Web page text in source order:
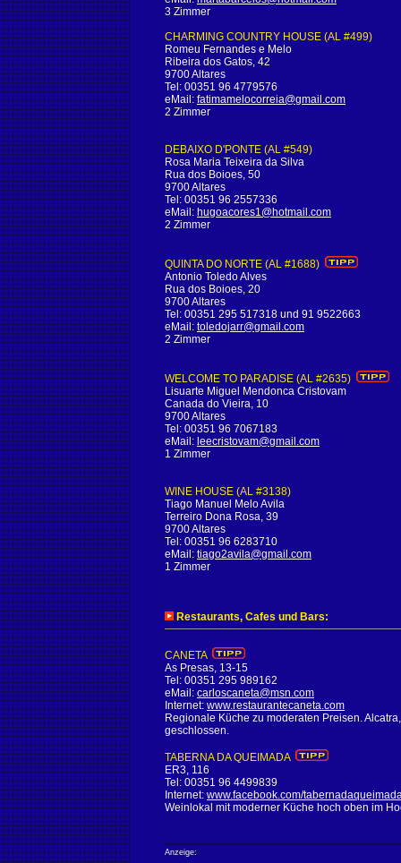
3 Zimmer
CHARMING COUNTRY HOUSE (AL #499)
Romeu Fernandes e Melo
Ribeira dos Gatos, 42
9700 Altares
Tel: 00351 96 4779576
eMail: fatimamelocorreia@gmail.com
2 Zimmer
DEBAIXO D'PONTE (AL #549)
Rosa Maria Teixeira da Silva
Rua dos Boioes, 50
9700 Altares
Tel: 00351 96 2557336
eMail: hugoacores1@hotmail.com
2 Zimmer
QUINTA DO NORTE (AL #1688)
Antonio Toledo Alves
Rua dos Boioes, 20
9700 Altares
Tel: 00351 295 517318 und 91 9522663
eMail: toledojarr@gmail.com
2 Zimmer
WELCOME TO PARADISE (AL #2635)
Lisuarte Miguel Mendonca Cristovam
Canada do Vieira, 10
9700 Altares
Tel: 00351 96 7067183
eMail: leecristovam@gmail.com
1 Zimmer
WINE HOUSE (AL #3138)
Tiago Manuel Melo Avila
Terreiro Dona Rosa, 39
9700 Altares
Tel: 00351 96 6283710
eMail: tiago2avila@gmail.com
1 Zimmer
Restaurants, Cafes und Bars:
CANETA
As Presas, 13-15
Tel: 00351 295 989162
eMail: carloscaneta@msn.com
Internet: www.restaurantecaneta.com
Regionale Küche zu moderaten Preisen.
geschlossen.
TABERNA DA QUEIMADA
ER3, 116
Tel: 00351 96 4499839
Internet: www.facebook.com/
Weinlokal mit moderner Küche hoch oben im
Anzeige: